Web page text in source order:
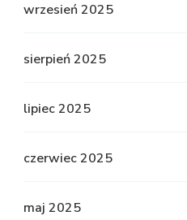
wrzesień 2025
sierpień 2025
lipiec 2025
czerwiec 2025
maj 2025